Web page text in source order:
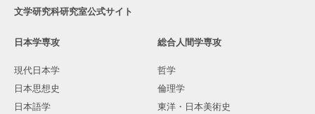
文学研究科研究室公式サイト
日本学専攻
現代日本学
日本思想史
日本語学
総合人間学専攻
哲学
倫理学
東洋・日本美術史